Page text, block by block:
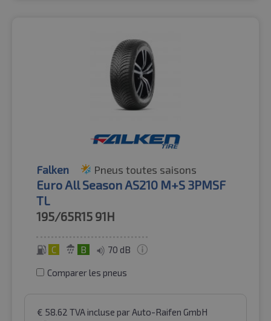
Falken Pneus toutes saisons
Euro All Season AS210 M+S 3PMSF
TL
195/65R15 91H
C B 70 dB
Comparer les pneus
€ 58.62 TVA incluse par Auto-Raifen GmbH